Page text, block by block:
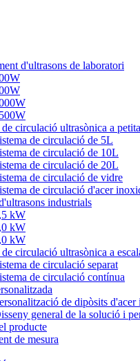
d'ultrasons de laboratori
de circulació ultrasònica a
de circulació de 5L
de circulació de 10L
de circulació de 20L
de circulació de vidre
de circulació d'acer
industrials
kW
kW
kW
de circulació ultrasònica a
de circulació separat
de circulació contínua
de dipòsits
general de la solució i
producte
de mesura